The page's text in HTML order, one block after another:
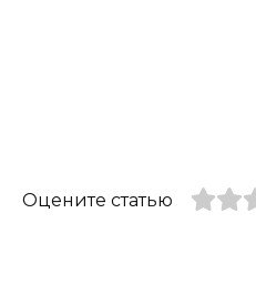
Оцените статью